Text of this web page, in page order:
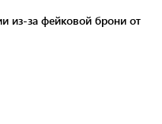
из-за фейковой брони от